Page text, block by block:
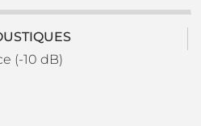
(-10 dB)